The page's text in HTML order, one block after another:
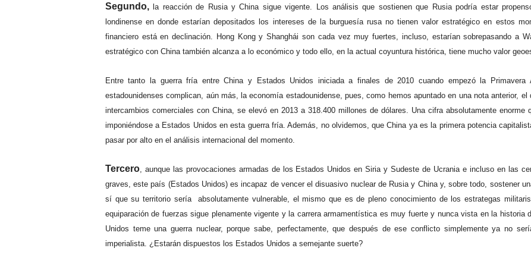
Segundo,la reacción de Rusia y China sigue vigente. Los análisis que sostienen que Rusia podría estar
londinense en donde estarían depositados los intereses de la burguesía rusa no tienen valor estratégico en estos
financiero está en declinación. Hong Kong y Shanghái son cada vez muy fuertes, incluso, estarían sobrepasando a
estratégico con China también alcanza a lo económico y todo ello, en la actual coyuntura histórica, tiene mucho valor
Entre tanto la guerra fría entre China y Estados Unidos iniciada a finales de 2010 cuando empezó la Primavera
estadounidenses complican, aún más, la economía estadounidense, pues, como hemos apuntado en una nota anterior,
intercambios comerciales con China, se elevó en 2013 a 318.400 millones de dólares. Una cifra absolutamente
imponiéndose a Estados Unidos en esta guerra fría. Además, no olvidemos, que China ya es la primera potencia
pasar por alto en el análisis internacional del momento.
Tercero, aunque las provocaciones armadas de los Estados Unidos en Siria y Sudeste de Ucrania e incluso en las
graves, este país (Estados Unidos) es incapaz de vencer el disuasivo nuclear de Rusia y China y, sobre todo, sostener
sí que su territorio sería absolutamente vulnerable, el mismo que es de pleno conocimiento de los estrategas
equiparación de fuerzas sigue plenamente vigente y la carrera armamentística es muy fuerte y nunca vista en la historia
Unidos teme una guerra nuclear, porque sabe, perfectamente, que después de ese conflicto simplemente ya no
imperialista. ¿Estarán dispuestos los Estados Unidos a semejante suerte?